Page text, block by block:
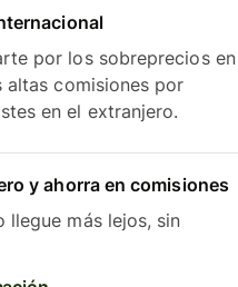
por los sobreprecios en
comisiones por
en el extranjero.
y ahorra en comisiones
llegue más lejos, sin